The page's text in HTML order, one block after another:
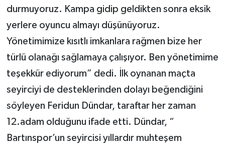
durmuyoruz. Kampa gidip geldikten sonra eksik
yerlere oyuncu almayı düşünüyoruz.
Yönetimimize kısıtlı imkanlara rağmen bize her
türlü olanağı sağlamaya çalışıyor. Ben yönetimime
teşekkür ediyorum” dedi. İlk oynanan maçta
seyirciyi de desteklerinden dolayı beğendiğini
söyleyen Feridun Dündar, taraftar her zaman
12.adam olduğunu ifade etti. Dündar, “
Bartınspor’un seyircisi yıllardır muhteşem